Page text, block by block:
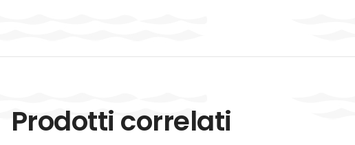
Prodotti correlati